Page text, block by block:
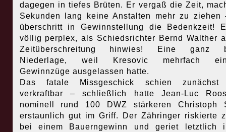
dagegen in tiefes Brüten. Er vergaß die Zeit,
Sekunden lang keine Anstalten mehr zu ziehen
überschritt in Gewinnstellung die Bedenkzeit!
völlig perplex, als Schiedsrichter Bernd Walther
Zeitüberschreitung hinwies! Eine ganz
Niederlage, weil Kresovic mehrfach
Gewinnzüge ausgelassen hatte.
Das fatale Missgeschick schien zunächst
verkraftbar – schließlich hatte Jean-Luc
nominell rund 100 DWZ stärkeren Christoph
erstaunlich gut im Griff. Der Zähringer riskierte
bei einem Bauerngewinn und geriet letztlich